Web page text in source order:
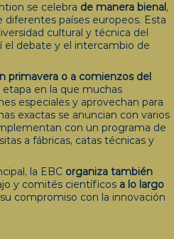
se celebra de manera bienal,
países europeos. Esta
cultural y técnica del
el debate y el intercambio de
primavera o a comienzos del
en la que muchas
especiales y aprovechan para
exactas se anuncian con varios
con un programa de
a fábricas, catas técnicas y
la EBC organiza también
y comités científicos a lo largo
compromiso con la innovación